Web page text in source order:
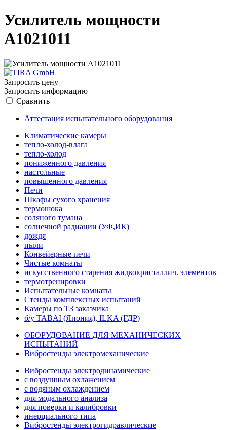
Усилитель мощности
A1021011
Запросить цену
Запросить информацию
Сравнить
Аттестация испытательного оборудования
Климатические камеры
тепло-холод-влага
тепло-холод
пониженного давления
настольные
повышенного давления
Печи
Шкафы сухого хранения
термошока
соляного тумана
солнечной радиации (УФ,ИК)
дождя
пыли
Конвейерные печи
Чистые комнаты
искусственного старения жидкокристаллич. элементов
термотренировки
Испытательные комнаты
Стенды комплексных испытаний
Камеры по ТЗ заказчика
б/у TABAI (Япония), ILKA (ГДР)
ОБОРУДОВАНИЕ ДЛЯ МЕХАНИЧЕСКИХ
ИСПЫТАНИЙ
Вибростенды электромеханические
Вибростенды электродинамические
с воздушным охлажением
с водяным охлаждением
для модального анализа
для поверки и калибровки
инерциального типа
Вибростенды электрогидравлические